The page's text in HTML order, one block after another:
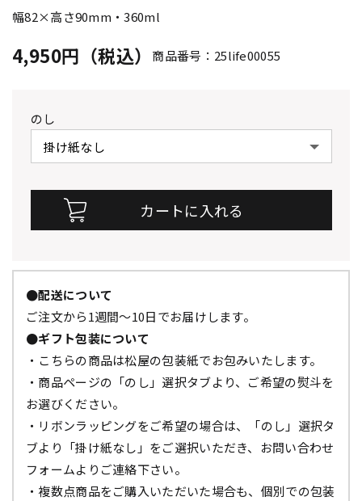
幅82×高さ90mm・360ml
4,950円（税込） 商品番号：25life00055
のし
●配送について
ご注文から1週間～10日でお届けします。
●ギフト包装について
・こちらの商品は松屋の包装紙でお包みいたします。
・商品ページの「のし」選択タブより、ご希望の熨斗を
お選びください。
・リボンラッピングをご希望の場合は、「のし」選択タ
ブより「掛け紙なし」をご選択いただき、お問い合わせ
フォームよりご連絡下さい。
・複数点商品をご購入いただいた場合も、個別での包装